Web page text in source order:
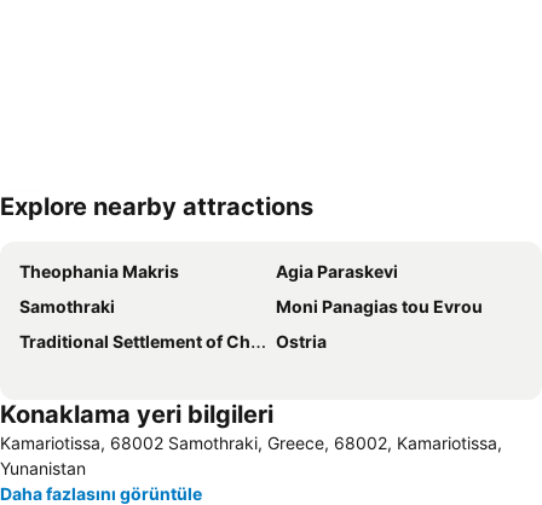
Haritayı genişlet
Explore nearby attractions
Theophania Makris
Agia Paraskevi
Samothraki
Moni Panagias tou Evrou
Traditional Settlement of Chora Samothrakis
Ostria
Konaklama yeri bilgileri
Kamariotissa, 68002 Samothraki, Greece, 68002, Kamariotissa,
Yunanistan
Daha fazlasını görüntüle